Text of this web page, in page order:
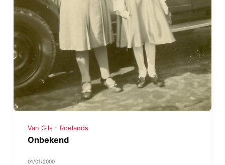
Van Gils - Roelands
Onbekend
01/01/2000